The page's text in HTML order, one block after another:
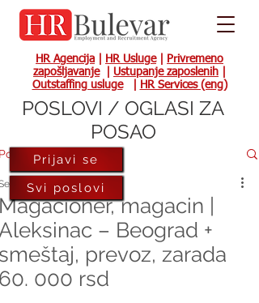
HR Agencija HR Usluge|
Privremeno
zapošljavanje| Ustupanje zaposlenih
Outstaffing usluge| HR Services (eng)
magacin |
– Beograd +
prevoz, zarada
000 rsd
3, 2022
Prijavi se
Svi poslovi
POSLOVI / OGLASI ZA
POSAO